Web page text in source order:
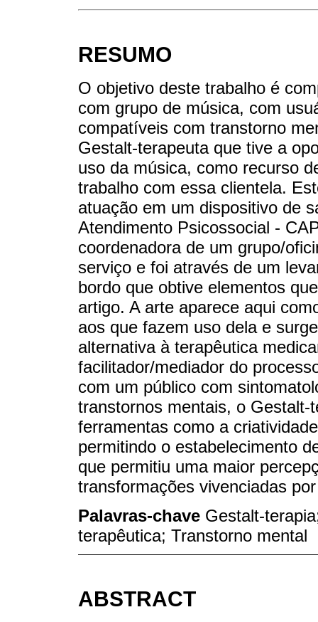
RESUMO
O objetivo deste trabalho é
com grupo de música, com
compatíveis com transtorno
Gestalt-terapeuta que tive a
uso da música, como recurso
trabalho com essa clientela.
atuação em um dispositivo de
Atendimento Psicossocial -
coordenadora de um grupo/
serviço e foi através de um
bordo que obtive elementos
artigo. A arte aparece aqui
aos que fazem uso dela e
alternativa à terapêutica
facilitador/mediador do
com um público com
transtornos mentais, o
ferramentas como a
permitindo o estabelecimento
que permitiu uma maior
transformações vivenciadas
Palavras-chave Gestalt-
terapêutica; Transtorno mental
ABSTRACT